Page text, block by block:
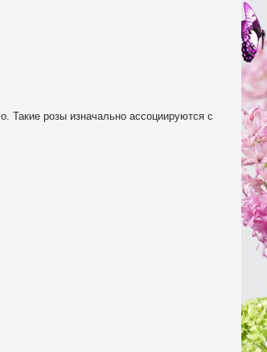
Такие розы изначально ассоциируются с